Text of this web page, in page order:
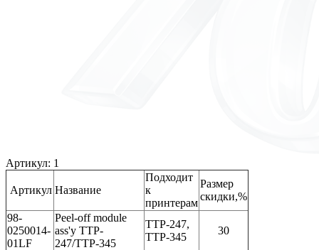
Артикул: 1
Артикул Название
Подходит
к
принтерам
Размер
скидки,%
98-
0250014-
01LF
Peel-off module
ass'y TTP-
247/TTP-345
TTP-247,
TTP-345
30